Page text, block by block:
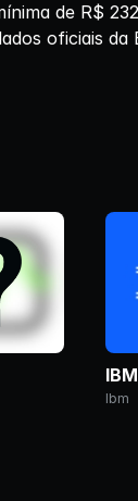
de R$
oficiais da
IBM
Ibm